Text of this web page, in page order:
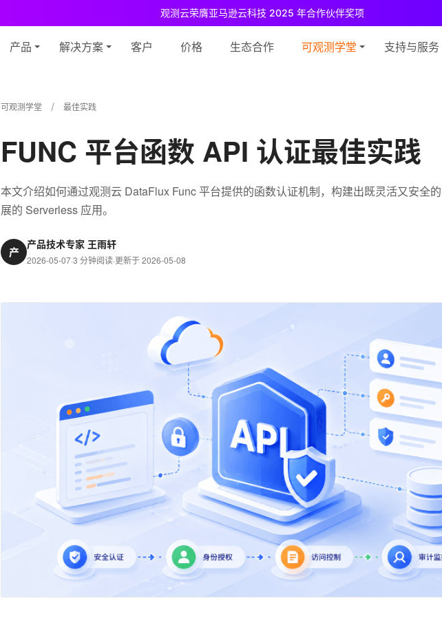
观测云荣膺亚马逊云科技 2025 年合作伙伴奖项
产品 解决方案 客户 价格 生态合作 可观测学堂 支持与服务
可观测学堂 最佳实践
FUNC 平台函数 API 认证最佳实践
本文介绍如何通过观测云 DataFlux Func 平台提供的函数认证机制，构建出既灵活又安全
展的 Serverless 应用。
产
产品技术专家 王雨轩
2026-05-07·3 分钟阅读·更新于 2026-05-08